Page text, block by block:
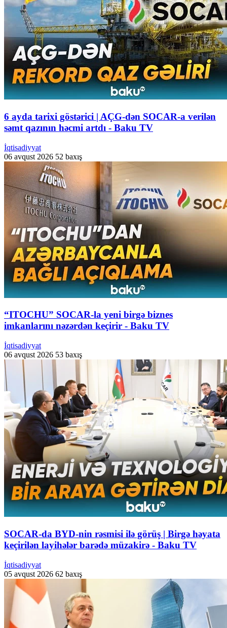
6 ayda tarixi göstərici | AÇG-dən SOCAR-a verilən
səmt qazının həcmi artdı - Baku TV
İqtisadiyyat
06 avqust 2026 52 baxış
“ITOCHU” SOCAR-la yeni birgə biznes
imkanlarını nəzərdən keçirir - Baku TV
İqtisadiyyat
06 avqust 2026 53 baxış
SOCAR-da BYD-nin rəsmisi ilə görüş | Birgə həyata
keçirilən layihələr barədə müzakirə - Baku TV
İqtisadiyyat
05 avqust 2026 62 baxış